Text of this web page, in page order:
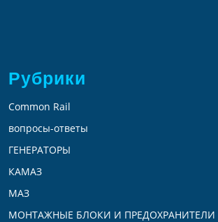
Рубрики
Common Rail
вопросы-ответы
ГЕНЕРАТОРЫ
КАМАЗ
МАЗ
МОНТАЖНЫЕ БЛОКИ И ПРЕДОХРАНИТЕЛИ